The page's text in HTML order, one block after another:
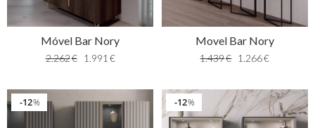
Móvel Bar Nory
2.262€ 1.991 €
Movel Bar Nory
1.439€ 1.266€
%
12 %
12